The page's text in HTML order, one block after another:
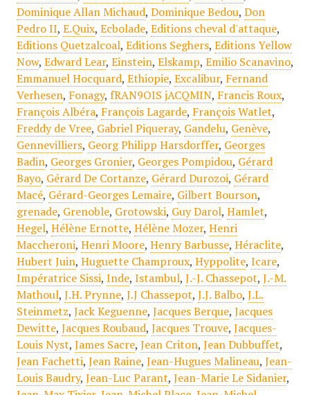
Dominique Allan Michaud, Dominique Bedou, Don
Pedro II, E.Quix, Ecbolade, Editions cheval d'attaque,
Editions Quetzalcoal, Editions Seghers, Editions Yellow
Now, Edward Lear, Einstein, Elskamp, Emilio Scanavino,
Emmanuel Hocquard, Ethiopie, Excalibur, Fernand
Verhesen, Fonagy, fRAN9OIS jACQMIN, Francis Roux,
François Albéra, François Lagarde, François Watlet,
Freddy de Vree, Gabriel Piqueray, Gandelu, Genève,
Gennevilliers, Georg Philipp Harsdorffer, Georges
Badin, Georges Gronier, Georges Pompidou, Gérard
Bayo, Gérard De Cortanze, Gérard Durozoi, Gérard
Macé, Gérard-Georges Lemaire, Gilbert Bourson,
grenade, Grenoble, Grotowski, Guy Darol, Hamlet,
Hegel, Hélène Ernotte, Hélène Mozer, Henri
Maccheroni, Henri Moore, Henry Barbusse, Héraclite,
Hubert Juin, Huguette Champroux, Hyppolite, Icare,
Impératrice Sissi, Inde, Istambul, J.-J. Chassepot, J.-M.
Mathoul, J.H. Prynne, J.J Chassepot, J.J. Balbo, J.L.
Steinmetz, Jack Keguenne, Jacques Berque, Jacques
Dewitte, Jacques Roubaud, Jacques Trouve, Jacques-
Louis Nyst, James Sacre, Jean Criton, Jean Dubbuffet,
Jean Fachetti, Jean Raine, Jean-Hugues Malineau, Jean-
Louis Baudry, Jean-Luc Parant, Jean-Marie Le Sidanier,